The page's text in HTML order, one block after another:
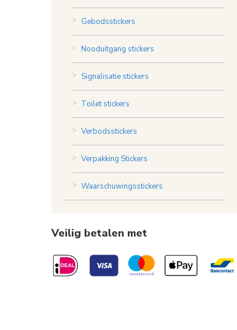
Gebodsstickers
Nooduitgang stickers
Signalisatie stickers
Toilet stickers
Verbodsstickers
Verpakking Stickers
Waarschuwingsstickers
Veilig betalen met